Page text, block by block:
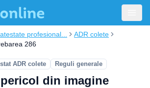
profesional...
ADR colete
286
ADR colete Reguli generale
din imagine